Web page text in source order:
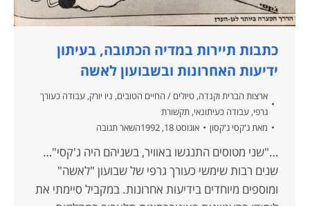
כתבות תיירות במדיה הכתובה, בעיתון
ידיעות האחרונות ובשבועון לאשה
ארצות הברית וקנדה, טיולים / החיים הטובים, ניו יורק, עבודה כעורך
גרפי, עבודה כעיתונאי, תקשורת
מאתג'קסי ג'קסון אוגוסט 18, 1992 השאר תגובה
…"שני מטוסים התנגשו באוויר, בשניהם היה ג'קסי"…
שנים רבות שימשי כעורך גרפי של שבועון "לאשה"
ומוספים מיוחדים בידיעות אחרונות. במקביל סיימתי את